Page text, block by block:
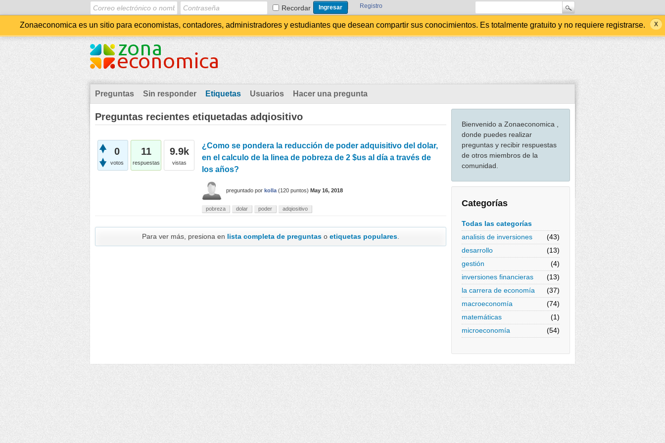
Recordar Registro
Zonaeconomica es un sitio para economistas, contadores, administradores y estudiantes que desean compartir sus conocimientos. Es totalmente gratuito y no requiere registrarse.
Preguntas Sin responder Etiquetas Usuarios Hacer una pregunta
Bienvenido a Zonaeconomica ,
donde puedes realizar
preguntas y recibir respuestas
de otros miembros de la
comunidad.
Categorías
Todas las categorías
analisis de inversiones
(43)
desarrollo
(13)
gestión
(4)
inversiones financieras
(13)
la carrera de economía
(37)
macroeconomía
(74)
matemáticas
(1)
microeconomía
(54)
Preguntas recientes etiquetadas adqiositivo
0
votos
11
respuestas
9.9k
vistas
¿Como se pondera la reducción de poder adquisitivo del dolar,
en el calculo de la linea de pobreza de 2 $us al día a través de
los años?
preguntado por kolla (120 puntos) May 16, 2018
pobreza dolar poder adqiositivo
Para ver más, presiona en lista completa de preguntas o etiquetas populares